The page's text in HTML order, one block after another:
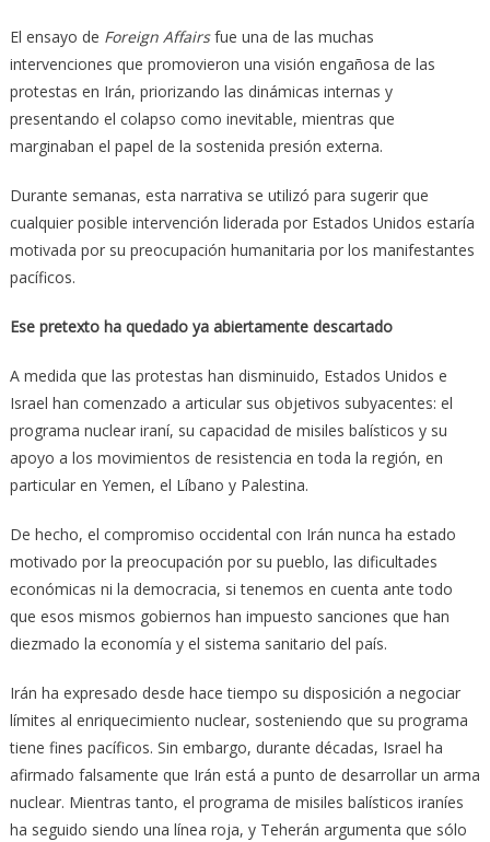
El ensayo de Foreign Affairsfue una de las muchas
intervenciones que promovieron una visión engañosa de las
protestas en Irán, priorizando las dinámicas internas y
presentando el colapso como inevitable, mientras que
marginaban el papel de la sostenida presión externa.
Durante semanas, esta narrativa se utilizó para sugerir que
cualquier posible intervención liderada por Estados Unidos estaría
motivada por su preocupación humanitaria por los manifestantes
pacíficos.
Ese pretexto ha quedado ya abiertamente descartado
A medida que las protestas han disminuido, Estados Unidos e
Israel han comenzado a articular sus objetivos subyacentes: el
programa nuclear iraní, su capacidad de misiles balísticos y su
apoyo a los movimientos de resistencia en toda la región, en
particular en Yemen, el Líbano y Palestina.
De hecho, el compromiso occidental con Irán nunca ha estado
motivado por la preocupación por su pueblo, las dificultades
económicas ni la democracia, si tenemos en cuenta ante todo
que esos mismos gobiernos han impuesto sanciones que han
diezmado la economía y el sistema sanitario del país.
Irán ha expresado desde hace tiempo su disposición a negociar
límites al enriquecimiento nuclear, sosteniendo que su programa
tiene fines pacíficos. Sin embargo, durante décadas, Israel ha
afirmado falsamente que Irán está a punto de desarrollar un arma
nuclear. Mientras tanto, el programa de misiles balísticos iraníes
ha seguido siendo una línea roja, y Teherán argumenta que sólo